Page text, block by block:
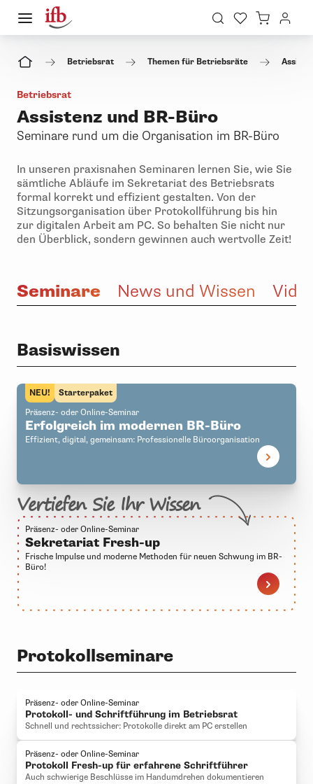
Betriebsrat Themen für Betriebsräte
Betriebsrat
Assistenz und BR-Büro
Seminare rund um die Organisation im BR-Büro
In unseren praxisnahen Seminaren lernen Sie, wie Sie
sämtliche Abläufe im Sekretariat des Betriebsrats
formal korrekt und effizient gestalten. Von der
Sitzungsorganisation über Protokollführung bis hin
zur digitalen Arbeit am PC. So behalten Sie nicht nur
den Überblick, sondern gewinnen auch wertvolle Zeit!
Seminare News und Wissen
Basiswissen
NEU!
Starterpaket
Präsenz- oder Online-Seminar
Erfolgreich im modernen BR-Büro
Effizient, digital, gemeinsam: Professionelle Büroorganisation
Vertiefen Sie Ihr Wissen
Präsenz- oder Online-Seminar
Sekretariat Fresh-up
Frische Impulse und moderne Methoden für neuen Schwung im BR-
Büro!
Protokollseminare
Präsenz- oder Online-Seminar
Protokoll- und Schriftführung im Betriebsrat
Schnell und rechtssicher: Protokolle direkt am PC erstellen
Präsenz- oder Online-Seminar
Protokoll Fresh-up für erfahrene Schriftführer
Auch schwierige Beschlüsse im Handumdrehen dokumentieren